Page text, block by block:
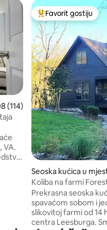
ocjena: 4,98 od 5,
(114)
VA.
Glavni favorit gostiju
Favorit gostiju
Seoska kućica u
burg
Koliba na farmi
Prekrasna seoska
spavaćom sobom i
slikovitoj farmi od 14
centra Leesburga.